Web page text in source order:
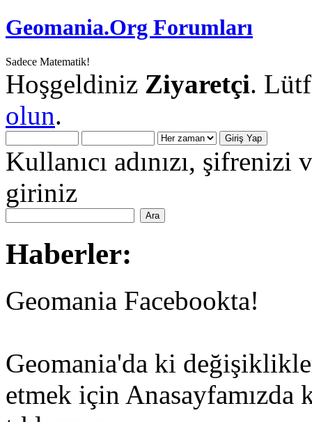
Geomania.Org Forumları
Sadece Matematik!
Hoşgeldiniz Ziyaretçi.
olun.
Kullanıcı adınızı,
giriniz
Haberler:
Geomania Facebookta!
Geomania'da ki
etmek için